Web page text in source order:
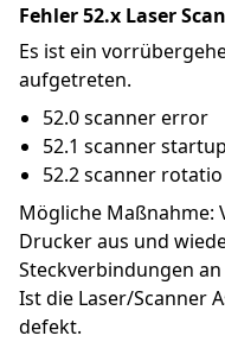
Fehler 52.x Laser
Es ist ein
aufgetreten.
52.0 scanner error
52.1 scanner
52.2 scanner
Mögliche Maßnahme:
Drucker aus und
Steckverbindungen
Ist die Laser/Scanner
defekt.